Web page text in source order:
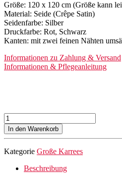
Größe: 120 x 120 cm (Größe kann
Material: Seide (Crêpe Satin)
Seidenfarbe: Silber
Druckfarbe: Rot, Schwarz
Kanten: mit zwei feinen Nähten
Informationen zu Zahlung & Versand
Informationen & Pflegeanleitung
Seidentuch
Sterne
(Silber)
In den Warenkorb
Kategorie Große Karrees
Beschreibung